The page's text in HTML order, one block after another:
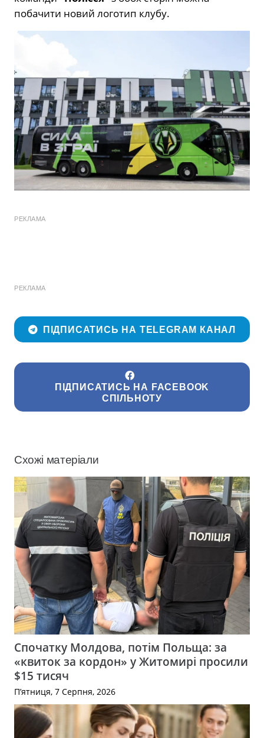
побачити новий логотип клубу.
РЕКЛАМА
РЕКЛАМА
ПІДПИСАТИСЬ НА TELEGRAM КАНАЛ
ПІДПИСАТИСЬ НА FACEBOOK
СПІЛЬНОТУ
Схожі матеріали
Спочатку Молдова, потім Польща: за
«квиток за кордон» у Житомирі просили
$15 тисяч
П’ятниця, 7 Серпня, 2026